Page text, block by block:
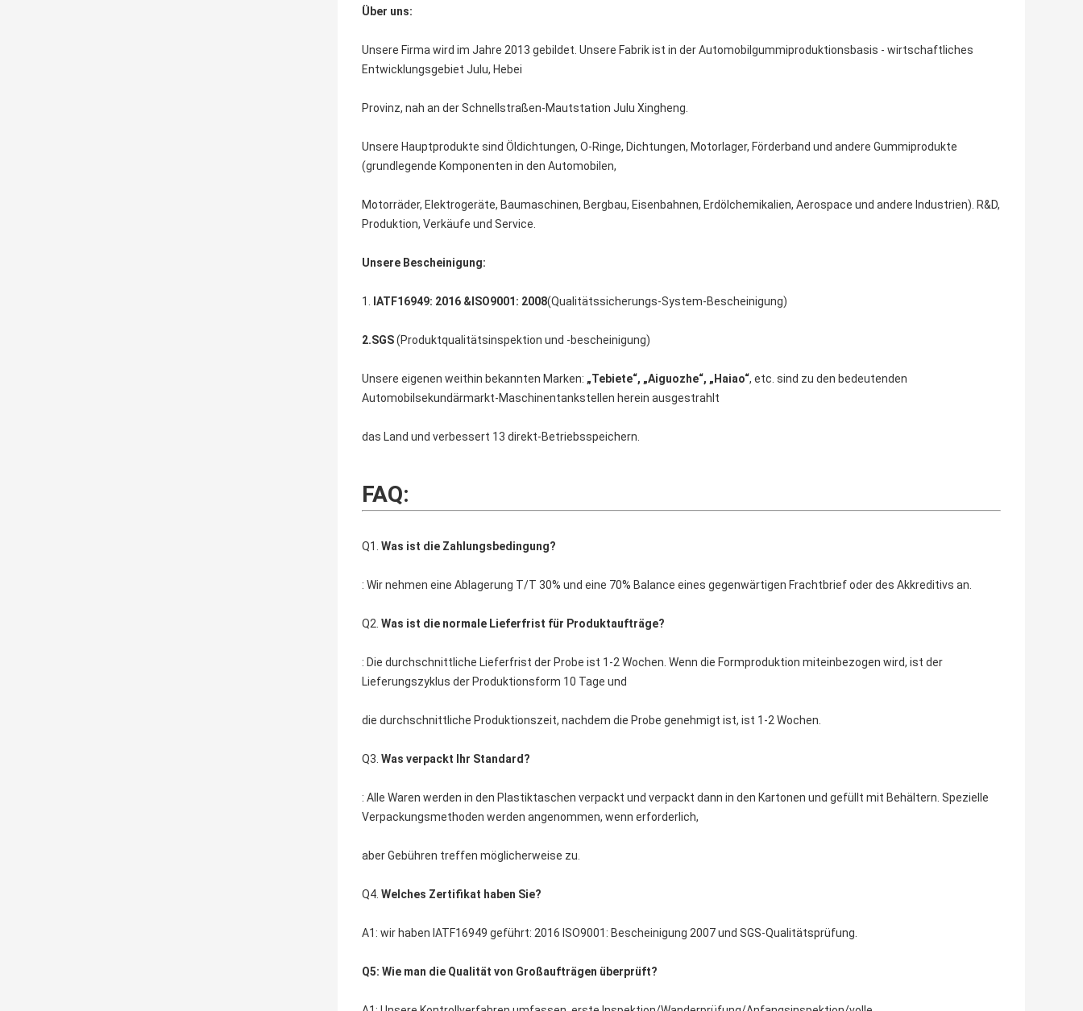
Über uns:
Unsere Firma wird im Jahre 2013 gebildet. Unsere Fabrik ist in der Automobilgummiproduktionsbasis - wirtschaftliches
Entwicklungsgebiet Julu, Hebei
Provinz, nah an der Schnellstraßen-Mautstation Julu Xingheng.
Unsere Hauptprodukte sind Öldichtungen, O-Ringe, Dichtungen, Motorlager, Förderband und andere Gummiprodukte
(grundlegende Komponenten in den Automobilen,
Motorräder, Elektrogeräte, Baumaschinen, Bergbau, Eisenbahnen, Erdölchemikalien, Aerospace und andere Industrien). R&D,
Produktion, Verkäufe und Service.
Unsere Bescheinigung:
1. IATF16949: 2016 &ISO9001: 2008(Qualitätssicherungs-System-Bescheinigung)
2.SGS(Produktqualitätsinspektion und -bescheinigung)
Unsere eigenen weithin bekannten Marken: „Tebiete“, „Aiguozhe“, „Haiao“, etc. sind zu den bedeutenden
Automobilsekundärmarkt-Maschinentankstellen herein ausgestrahlt
das Land und verbessert 13 direkt-Betriebsspeichern.
FAQ:
Q1. Was ist die Zahlungsbedingung?
: Wir nehmen eine Ablagerung T/T 30% und eine 70% Balance eines gegenwärtigen Frachtbrief oder des Akkreditivs an.
Q2. Was ist die normale Lieferfrist für Produktaufträge?
: Die durchschnittliche Lieferfrist der Probe ist 1-2 Wochen. Wenn die Formproduktion miteinbezogen wird, ist der
Lieferungszyklus der Produktionsform 10 Tage und
die durchschnittliche Produktionszeit, nachdem die Probe genehmigt ist, ist 1-2 Wochen.
Q3. Was verpackt Ihr Standard?
: Alle Waren werden in den Plastiktaschen verpackt und verpackt dann in den Kartonen und gefüllt mit Behältern. Spezielle
Verpackungsmethoden werden angenommen, wenn erforderlich,
aber Gebühren treffen möglicherweise zu.
Q4. Welches Zertifikat haben Sie?
A1: wir haben IATF16949 geführt: 2016 ISO9001: Bescheinigung 2007 und SGS-Qualitätsprüfung.
Q5: Wie man die Qualität von Großaufträgen überprüft?